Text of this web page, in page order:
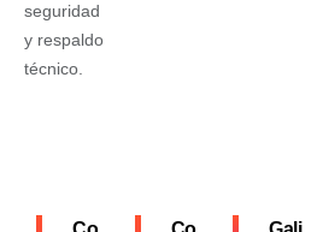
seguridad
y respaldo
técnico.